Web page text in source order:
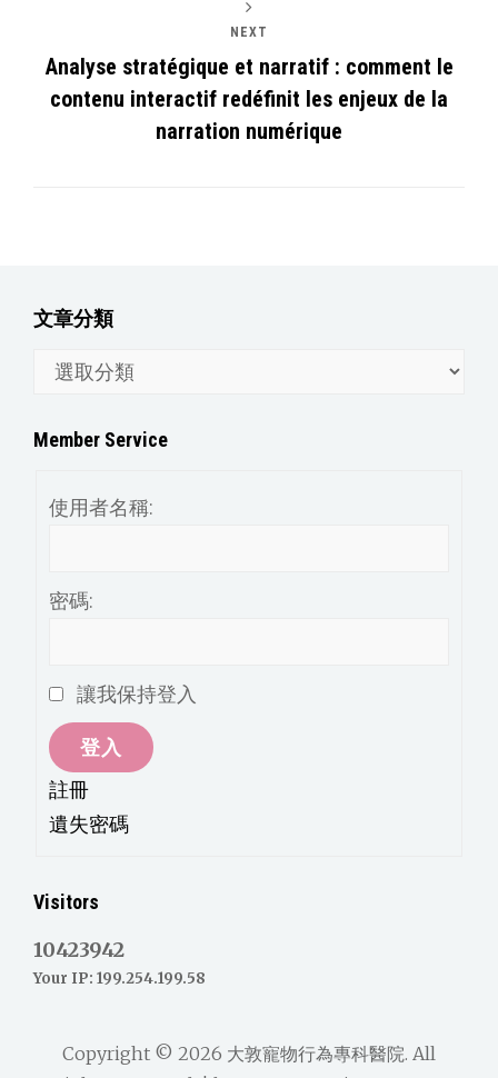
NEXT
Analyse stratégique et narratif : comment le
contenu interactif redéfinit les enjeux de la
narration numérique
文章分類
分
Member Service
使用者名稱:
密碼:
讓我保持登入
登入
註冊
遺失密碼
Visitors
10423942
Your IP: 199.254.199.58
Copyright © 2026 大敦寵物行為專科醫院. All